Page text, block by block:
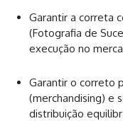
Garantir a correta
(Fotografia de
execução no
Garantir o correto
(merchandising) e
distribuição